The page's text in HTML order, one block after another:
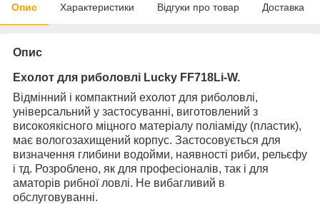
Опис Характеристики Відгуки про товар Доставка
Опис
Ехолот для риболовлі Lucky FF718Li-W.
Відмінний і компактний ехолот для риболовлі,
універсальний у застосуванні, виготовлений з
високоякісного міцного матеріалу поліаміду (пластик),
має вологозахищений корпус. Застосовується для
визначення глибини водойми, наявності риби, рельєфу
і тд. Розроблено, як для професіоналів, так і для
аматорів рибної ловлі. Не вибагливий в
обслуговуванні.